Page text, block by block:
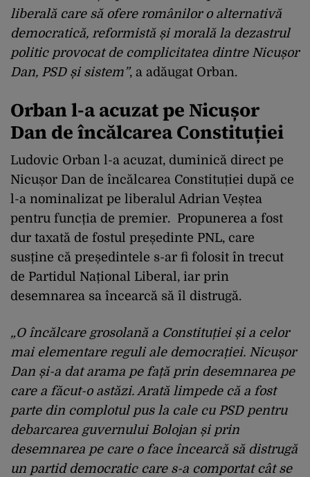
liberală care să ofere românilor o alternativă
democratică, reformistă și morală la dezastrul
politic provocat de complicitatea dintre Nicușor
Dan, PSD și sistem”, a adăugat Orban.
Orban l-a acuzat pe Nicușor
Dan de încălcarea Constituției
Ludovic Orban l-a acuzat, duminică direct pe
Nicușor Dan de încălcarea Constituției după ce
l-a nominalizat pe liberalul Adrian Veștea
pentru funcția de premier. Propunerea a fost
dur taxată de fostul președinte PNL, care
susține că președintele s-ar fi folosit în trecut
de Partidul Național Liberal, iar prin
desemnarea sa încearcă să îl distrugă.
„O încălcare grosolană a Constituției și a celor
mai elementare reguli ale democrației. Nicușor
Dan și-a dat arama pe față prin desemnarea pe
care a făcut-o astăzi. Arată limpede că a fost
parte din complotul pus la cale cu PSD pentru
debarcarea guvernului Bolojan și prin
desemnarea pe care o face încearcă să distrugă
un partid democratic care s-a comportat cât se